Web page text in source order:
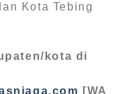
Kota Tebing
kota di
[WA